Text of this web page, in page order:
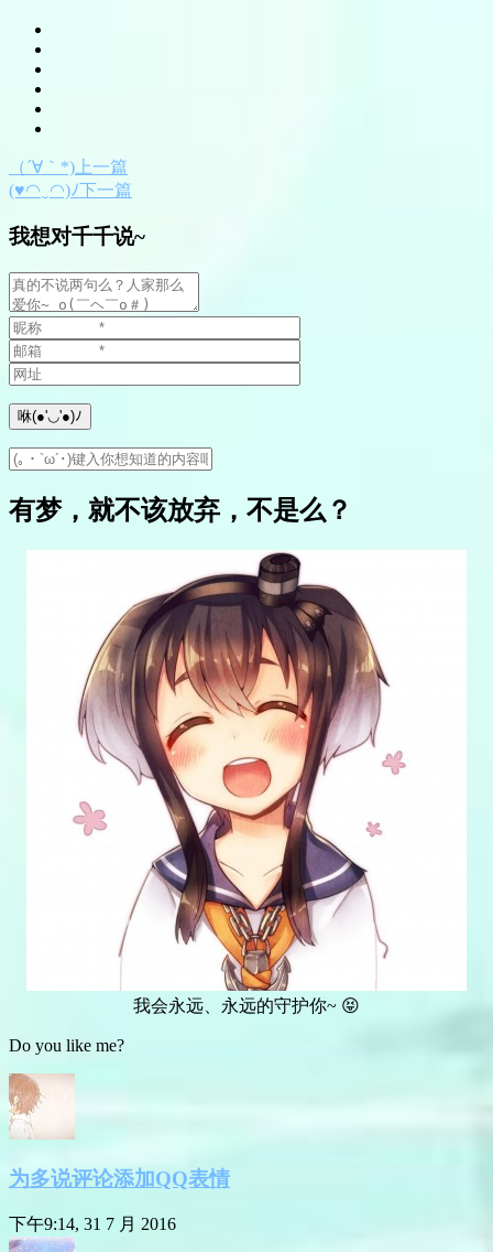
（´∀｀*)上一篇
(♥◠‿◠)ﾉ下一篇
我想对千千说~
有梦，就不该放弃，不是么？
我会永远、永远的守护你~ 😝
Do you like me?
为多说评论添加QQ表情
下午9:14, 31 7 月 2016